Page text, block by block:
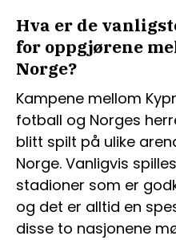
Hva er de
for oppgjørene
Norge?
Kampene mellom
fotball og Norges
blitt spilt på ulike
Norge. Vanligvis
stadioner som er
og det er alltid en
disse to nasjonene